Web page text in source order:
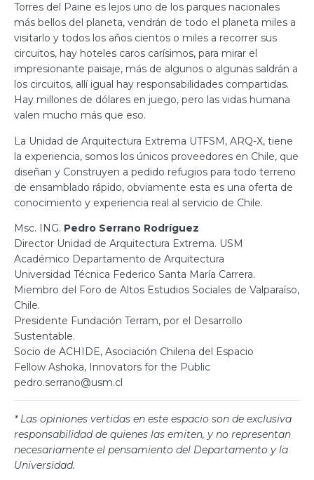
Torres del Paine es lejos uno de los parques nacionales
más bellos del planeta, vendrán de todo el planeta miles a
visitarlo y todos los años cientos o miles a recorrer sus
circuitos, hay hoteles caros carísimos, para mirar el
impresionante paisaje, más de algunos o algunas saldrán a
los circuitos, allí igual hay responsabilidades compartidas.
Hay millones de dólares en juego, pero las vidas humana
valen mucho más que eso.
La Unidad de Arquitectura Extrema UTFSM, ARQ-X, tiene
la experiencia, somos los únicos proveedores en Chile, que
diseñan y Construyen a pedido refugios para todo terreno
de ensamblado rápido, obviamente esta es una oferta de
conocimiento y experiencia real al servicio de Chile.
Msc. ING. Pedro Serrano Rodríguez
Director Unidad de Arquitectura Extrema. USM
Académico Departamento de Arquitectura
Universidad Técnica Federico Santa María Carrera.
Miembro del Foro de Altos Estudios Sociales de Valparaíso,
Chile.
Presidente Fundación Terram, por el Desarrollo
Sustentable.
Socio de ACHIDE, Asociación Chilena del Espacio
Fellow Ashoka, Innovators for the Public
pedro.serrano@usm.cl
* Las opiniones vertidas en este espacio son de exclusiva
responsabilidad de quienes las emiten, y no representan
necesariamente el pensamiento del Departamento y la
Universidad.